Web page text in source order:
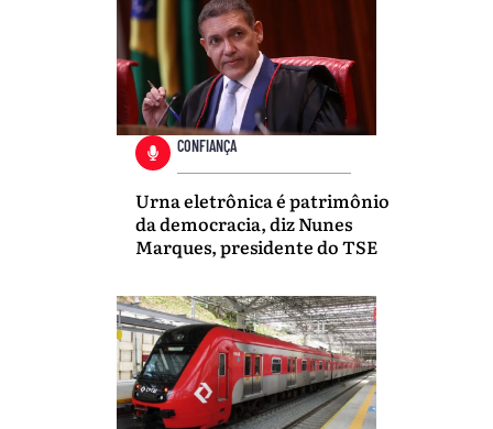
CONFIANÇA
Urna eletrônica é patrimônio
da democracia, diz Nunes
Marques, presidente do TSE